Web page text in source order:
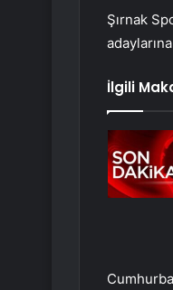
Şırnak
İlgili